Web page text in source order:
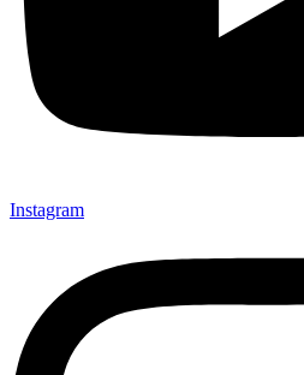
Instagram